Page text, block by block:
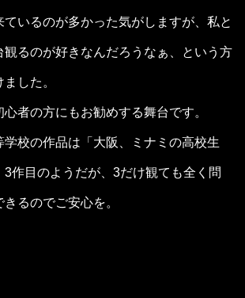
ているのが多かった気がしますが、私と
観るのが好きなんだろうなぁ、という方
した。
者の方にもお勧めする舞台です。
学校の作品は「大阪、ミナミの高校生
3作目のようだが、3だけ観ても全く問
るのでご安心を。